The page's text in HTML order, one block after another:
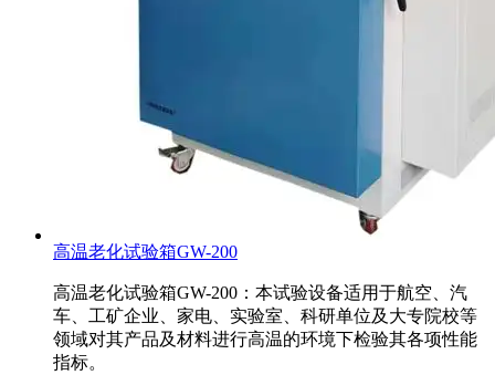
高温老化试验箱GW-200
高温老化试验箱GW-200：本试验设备适用于航空、汽
车、工矿企业、家电、实验室、科研单位及大专院校等
领域对其产品及材料进行高温的环境下检验其各项性能
指标。